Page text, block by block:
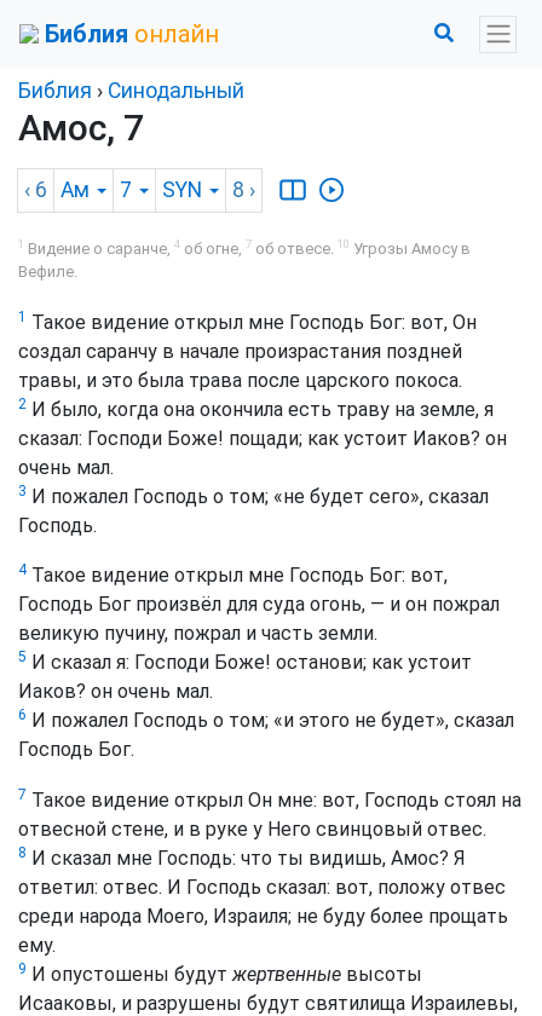
Библия онлайн
Библия › Синодальный
Амос, 7
‹ 6 Ам 7 SYN 8 ›
1 Видение о саранче, 4 об огне, 7 об отвесе. 10 Угрозы Амосу в
Вефиле.
1 Такое видение открыл мне Господь Бог: вот, Он
создал саранчу в начале произрастания поздней
травы, и это была трава после царского покоса.
2 И было, когда она окончила есть траву на земле, я
сказал: Господи Боже! пощади; как устоит Иаков? он
очень мал.
3 И пожалел Господь о том; «не будет сего», сказал
Господь.
4Такое видение открыл мне Господь Бог: вот,
Господь Бог произвёл для суда огонь, — и он пожрал
великую пучину, пожрал и часть земли.
5 И сказал я: Господи Боже! останови; как устоит
Иаков? он очень мал.
6 И пожалел Господь о том; «и этого не будет», сказал
Господь Бог.
7 Такое видение открыл Он мне: вот, Господь стоял на
отвесной стене, и в руке у Него свинцовый отвес.
8 И сказал мне Господь: что ты видишь, Амос? Я
ответил: отвес. И Господь сказал: вот, положу отвес
среди народа Моего, Израиля; не буду более прощать
ему.
9 И опустошены будутжертвенные высоты
Исааковы, и разрушены будут святилища Израилевы,